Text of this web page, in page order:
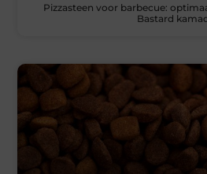
Pizzasteen voor barbecue:
Bastard